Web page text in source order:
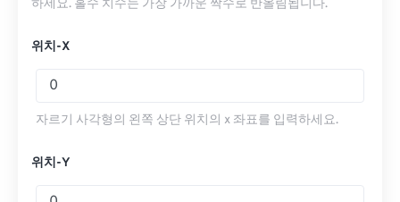
하세요. 홀수 치수는 가장 가까운 짝수로 반올림됩니다.
위치-X
자르기 사각형의 왼쪽 상단 위치의 x 좌표를 입력하세요.
위치-Y